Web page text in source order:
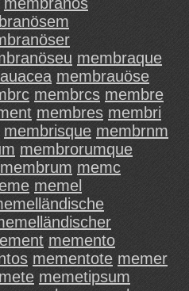
membraque
membrauöse
membrcs membre
membres membri
membrisque membrnm
membrorumque
membrum memc
memel
memento
mementote memer
memetipsum